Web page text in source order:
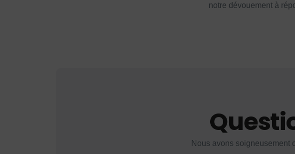
notre dévouement à
Nous avons soigneusement